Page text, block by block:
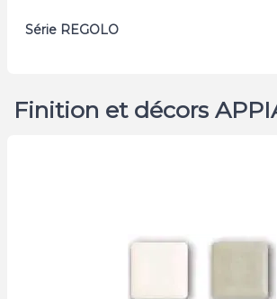
Série REGOLO
Finition et décors